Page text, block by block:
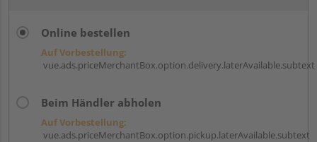
Online bestellen
Auf Vorbestellung:
vue.ads.priceMerchantBox.option.delivery.laterAvailable.subtext
Beim Händler abholen
Auf Vorbestellung:
vue.ads.priceMerchantBox.option.pickup.laterAvailable.subtext